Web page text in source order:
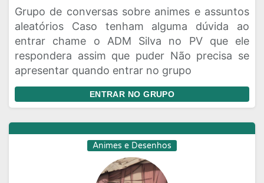
Grupo de conversas sobre animes e assuntos
aleatórios Caso tenham alguma dúvida ao
entrar chame o ADM Silva no PV que ele
respondera assim que puder Não precisa se
apresentar quando entrar no grupo
ENTRAR NO GRUPO
Animes e Desenhos